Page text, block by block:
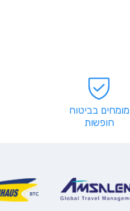
מומחים בביטוח
חופשות